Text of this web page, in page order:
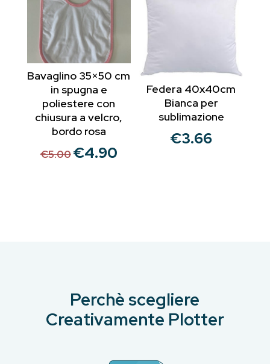
Bavaglino 35×50 cm
in spugna e
poliestere con
chiusura a velcro,
bordo rosa
€5.00 Il
€4.90Il
Federa 40x40cm
Bianca per
sublimazione
€3.66
Perchè scegliere
Creativamente Plotter